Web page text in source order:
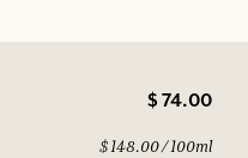
$ 74.00
$ 148.00 / 100ml